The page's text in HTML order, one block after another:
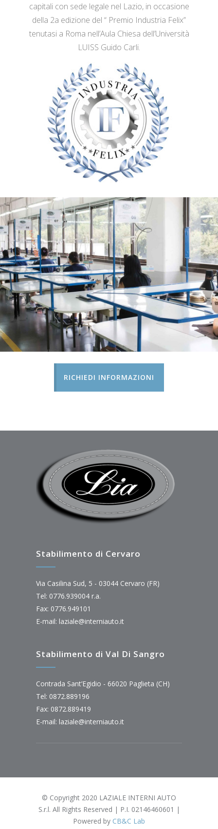
capitali con sede legale nel Lazio, in occasione
della 2a edizione del “ Premio Industria Felix”
tenutasi a Roma nell’Aula Chiesa dell’Università
LUISS Guido Carli.
RICHIEDI INFORMAZIONI
Stabilimento di Cervaro
Via Casilina Sud, 5 - 03044 Cervaro (FR)
Tel: 0776.939004 r.a.
Fax: 0776.949101
E-mail: laziale@interniauto.it
Stabilimento di Val Di Sangro
Contrada Sant’Egidio - 66020 Paglieta (CH)
Tel: 0872.889196
Fax: 0872.889419
E-mail: laziale@interniauto.it
© Copyright 2020 LAZIALE INTERNI AUTO
S.r.l. All Rights Reserved | P.I. 02146460601 |
Powered by CB&C Lab